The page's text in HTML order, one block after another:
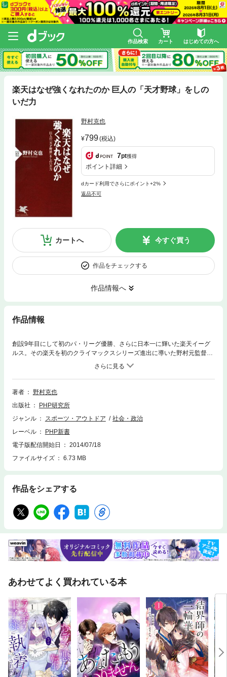
作品検索 カート はじめての方へ
楽天はなぜ強くなれたのか 巨人の「天才野球」をしの
いだ力
野村克也
799(税込)
7pt獲得
ポイント詳細
dカード利用でさらにポイント+2%
返品不可
カートへ 今すぐ買う
作品をチェックする
作品情報へ
作品情報
創設9年目にして初のパ・リーグ優勝、さらに日本一に輝いた楽天イーグ
ルス。その楽天を初のクライマックスシリーズ進出に導いた野村元監督
が、楽天の勝因を分析する。24勝0敗の田中投手については、プロ野球史
上最高の投手の呼び声も高い稲尾和久に達した部分はあると認める一方
で、稲尾に及ばない要素があることも指摘。さらに日本シリーズにおける
嶋（楽天）と阿部（巨人）の違いが「意思疎通能力」にあったと看破す
を収録。バレンティンの記録更新や宮本慎也の引退も取り上げる。
著者
野村克也
出版社
PHP研究所
ジャンル
スポーツ・アウトドア
社会・政治
レーベル
PHP新書
電子版配信開始日
2014/07/18
ファイルサイズ
6.73 MB
作品をシェアする
あわせてよく買われている本